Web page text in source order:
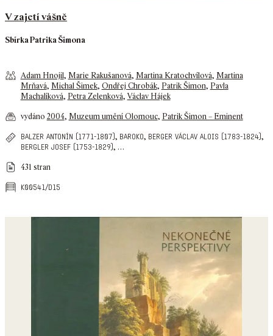
V zajetí vášně
Sbírka Patrika Šimona
Adam Hnojil, Marie Rakušanová, Martina Kratochvílová, Martina
Mrňavá, Michal Šimek, Ondřej Chrobák, Patrik Šimon, Pavla
Machalíková, Petra Zelenková, Václav Hájek
vydáno 2004, Muzeum umění Olomouc, Patrik Šimon – Eminent
balzer antonín (1771-1807), baroko, berger václav alois (1783-1824),
bergler josef (1753-1829), …
431 stran
k00541/d15